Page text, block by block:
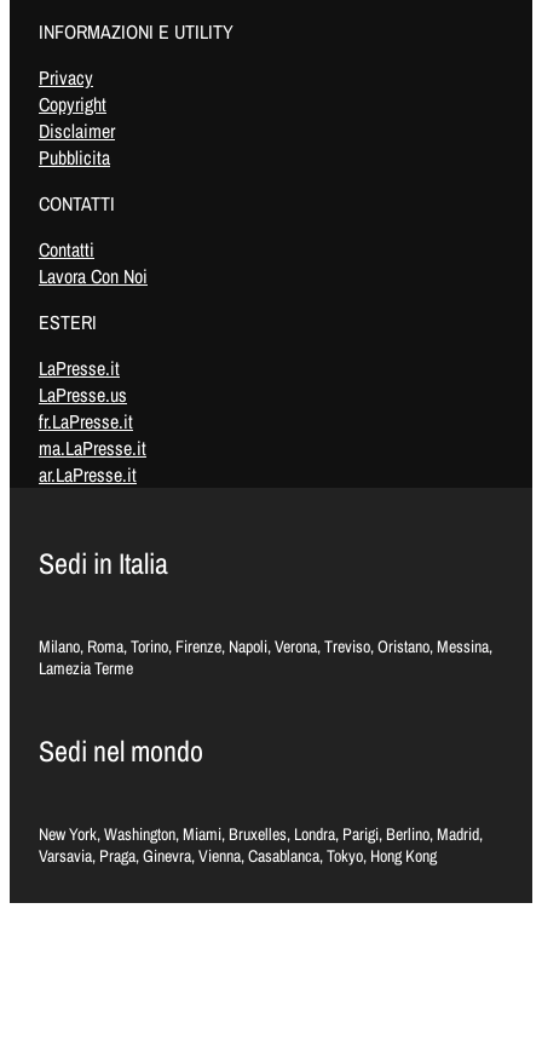
INFORMAZIONI E UTILITY
Privacy
Copyright
Disclaimer
Pubblicita
CONTATTI
Contatti
Lavora Con Noi
ESTERI
LaPresse.it
LaPresse.us
fr.LaPresse.it
ma.LaPresse.it
ar.LaPresse.it
Sedi in Italia
Milano, Roma, Torino, Firenze, Napoli, Verona, Treviso, Oristano, Messina,
Lamezia Terme
Sedi nel mondo
New York, Washington, Miami, Bruxelles, Londra, Parigi, Berlino, Madrid,
Varsavia, Praga, Ginevra, Vienna, Casablanca, Tokyo, Hong Kong